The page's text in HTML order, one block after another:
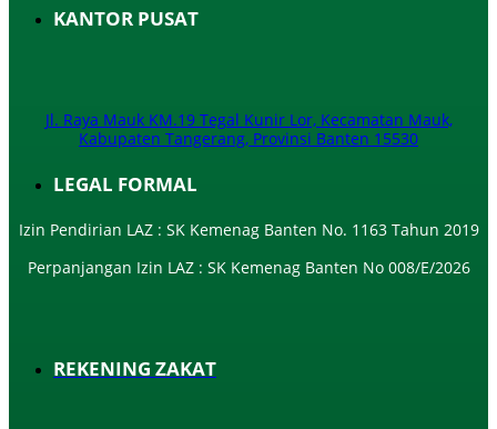
KANTOR PUSAT
Jl. Raya Mauk KM.19 Tegal Kunir Lor, Kecamatan Mauk,
Kabupaten Tangerang, Provinsi Banten 15530
LEGAL FORMAL
Izin Pendirian LAZ : SK Kemenag Banten No. 1163 Tahun 2019
Perpanjangan Izin LAZ : SK Kemenag Banten No 008/E/2026​
REKENING ZAKAT